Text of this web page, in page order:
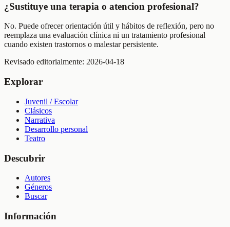
¿Sustituye una terapia o atencion profesional?
No. Puede ofrecer orientación útil y hábitos de reflexión, pero no
reemplaza una evaluación clínica ni un tratamiento profesional
cuando existen trastornos o malestar persistente.
Revisado editorialmente: 2026-04-18
Explorar
Juvenil / Escolar
Clásicos
Narrativa
Desarrollo personal
Teatro
Descubrir
Autores
Géneros
Buscar
Información